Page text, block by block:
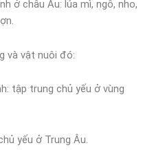
ở châu Âu: lúa mì, ngô, nho,
và vật nuôi đó:
tập trung chủ yếu ở vùng
yếu ở Trung Âu.